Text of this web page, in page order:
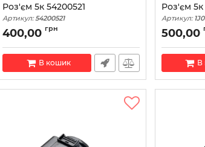
Роз'єм 5к 54200521
Артикул: 54200521
400,00 грн
В кошик
Роз'єм 5к
Артикул:
500,00
В